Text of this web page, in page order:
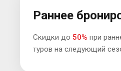
Раннее
Скидки до 50% при
туров на следующий